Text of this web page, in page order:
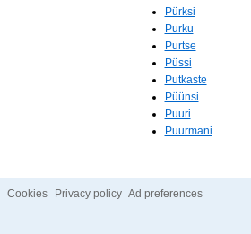
Pürksi
Purku
Purtse
Püssi
Putkaste
Püünsi
Puuri
Puurmani
Cookies Privacy policy Ad preferences